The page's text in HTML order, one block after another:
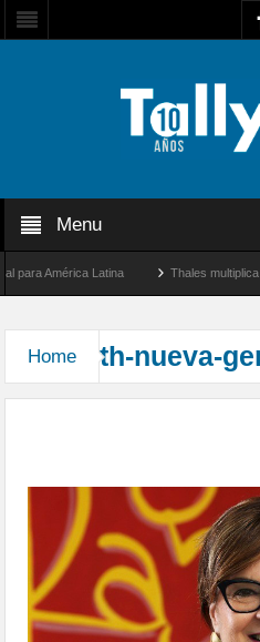
Menu
América Latina Thales multiplica
Home th-nueva-
2025